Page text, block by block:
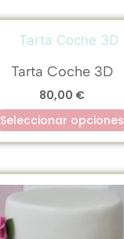
Tarta Coche 3D
80,00 €
Seleccionar opciones